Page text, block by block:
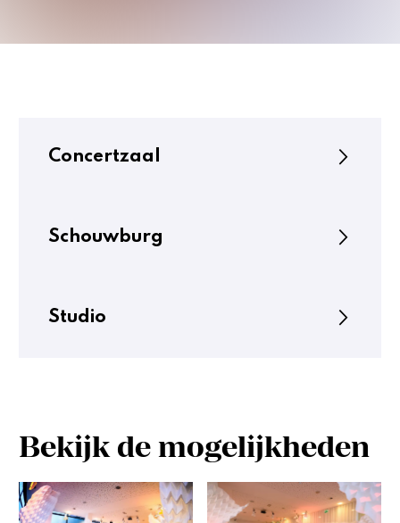
Concertzaal
Schouwburg
Studio
Bekijk de mogelijkheden